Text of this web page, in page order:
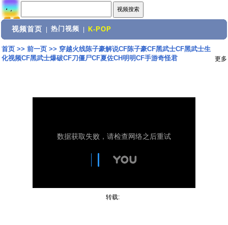
视频首页 热门视频 K-POP
首页>> 前一页>> 穿越火线陈子豪解说CF陈子豪CF黑武士CF黑武士生
化视频CF黑武士爆破CF刀僵尸CF夏佐CH明明CF手游奇怪君
更多
转载: